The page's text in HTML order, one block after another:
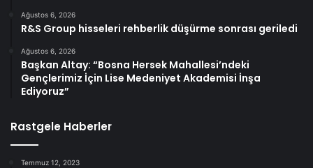
Ağustos 6, 2026
R&S Group hisseleri rehberlik düşürme sonrası geriledi
Ağustos 6, 2026
Başkan Altay: “Bosna Hersek Mahallesi’ndeki
Gençlerimiz İçin Lise Medeniyet Akademisi İnşa
Ediyoruz”
Rastgele Haberler
Temmuz 12, 2023